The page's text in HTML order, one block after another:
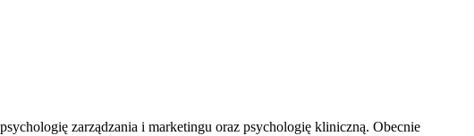
zarządzania i marketingu oraz psychologię kliniczną. Obecnie